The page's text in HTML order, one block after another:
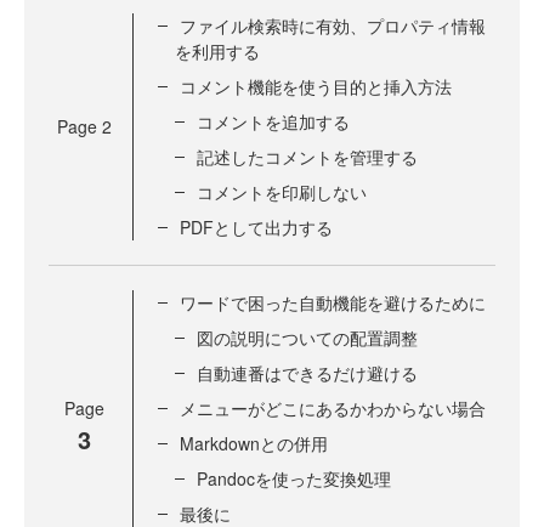
Page 2
ファイル検索時に有効、プロパティ情報
を利用する
コメント機能を使う目的と挿入方法
コメントを追加する
記述したコメントを管理する
コメントを印刷しない
PDFとして出力する
Page
3
ワードで困った自動機能を避けるために
図の説明についての配置調整
自動連番はできるだけ避ける
メニューがどこにあるかわからない場合
Markdownとの併用
Pandocを使った変換処理
最後に